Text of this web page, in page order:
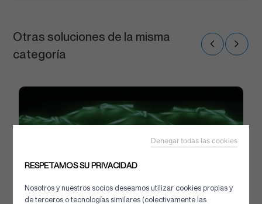
RESPETAMOS SU PRIVACIDAD
Nosotros y nuestros socios deseamos utilizar cookies propias y
de terceros o tecnologías similares (colectivamente las
Denegar todas las cookies
Otras soluciones de la misma
categoría